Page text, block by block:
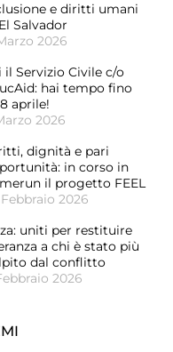
e diritti umani
Salvador
2026
il Servizio Civile c/o
hai tempo fino
aprile!
2026
dignità e pari
in corso in
il progetto FEEL
2026
uniti per restituire
a chi è stato più
dal conflitto
2026